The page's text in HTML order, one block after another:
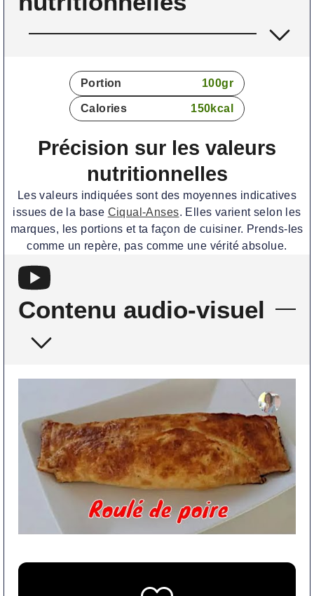
Portion 100gr
Calories 150kcal
Précision sur les valeurs
nutritionnelles
Les valeurs indiquées sont des moyennes indicatives
issues de la base Ciqual-Anses. Elles varient selon les
marques, les portions et ta façon de cuisiner. Prends-les
comme un repère, pas comme une vérité absolue.
Contenu audio-visuel